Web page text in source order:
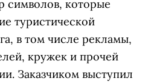
символов, которые
туристической
в том числе рекламы,
кружек и прочей
Заказчиком выступил